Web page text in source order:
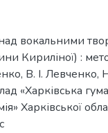
вокальними
Кириліної) :
В. І. Левченко,
«Харківська
Харківської